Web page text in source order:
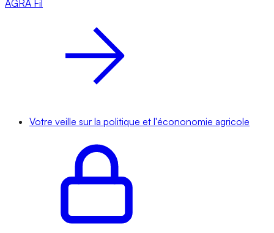
AGRA Fil
Votre veille sur la politique et l'écononomie agricole